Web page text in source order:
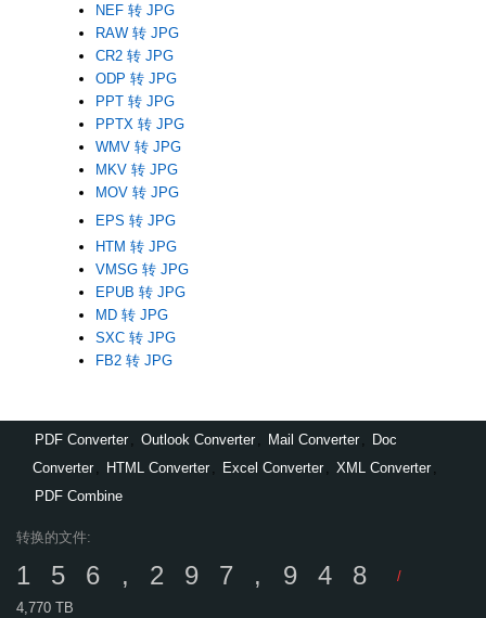
NEF 转 JPG
RAW 转 JPG
CR2 转 JPG
ODP 转 JPG
PPT 转 JPG
PPTX 转 JPG
WMV 转 JPG
MKV 转 JPG
MOV 转 JPG
EPS 转 JPG
HTM 转 JPG
VMSG 转 JPG
EPUB 转 JPG
MD 转 JPG
SXC 转 JPG
FB2 转 JPG
PDF Converter Outlook Converter Mail Converter
Doc
Converter
HTML Converter Excel Converter XML Converter
PDF Combine
转换的文件:
156,297,948
/
4,770 TB